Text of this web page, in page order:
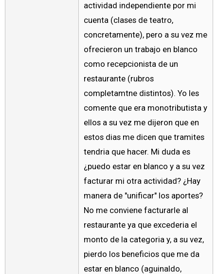
actividad independiente por mi
cuenta (clases de teatro,
concretamente), pero a su vez me
ofrecieron un trabajo en blanco
como recepcionista de un
restaurante (rubros
completamtne distintos). Yo les
comente que era monotributista y
ellos a su vez me dijeron que en
estos dias me dicen que tramites
tendria que hacer. Mi duda es
¿puedo estar en blanco y a su vez
facturar mi otra actividad? ¿Hay
manera de "unificar" los aportes?
No me conviene facturarle al
restaurante ya que excederia el
monto de la categoria y, a su vez,
pierdo los beneficios que me da
estar en blanco (aguinaldo,